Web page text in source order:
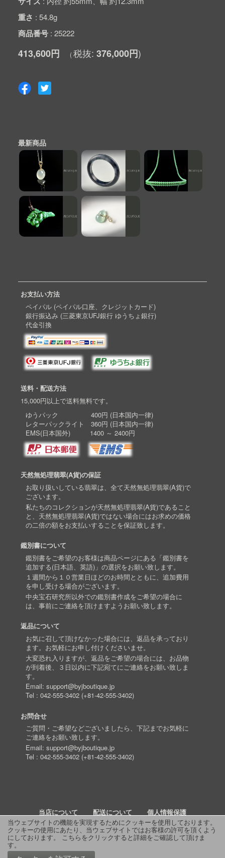
当ウェブサイトの機能を実現するためにクッキーを使用しております。
クッキーの使用にあたり、当ウェブサイトではお客様の許可を頂くよう
にしております。 こちらをクリックすると詳細をご確認して頂けま
す。
重さ 54.8g
商品番号 25222
413,600円 376,000円
最新商品
お支払い方法
ペイパル (ペイパル口座、クレジットカード)
銀行振込み (三菱東京UFJ銀行 ゆうちょ銀行)
代金引換
送料・配送方法
15,000円以上で送料無料です。
ゆうパック 400円 (日本国内一律)
レターパックライト 360円 (日本国内一律)
EMS(日本国外) 1400 ～ 2400円
天然無処理翡翠(A貨)の保証
お取り扱いしている翡翠は、全て天然無処理翡翠(A貨)で
ございます。
私たちのコレクションが天然無処理翡翠(A貨)であること
と、天然無処理翡翠(A貨)ではない場合にはお求めの価格
の二倍の額をお支払いすることを保証致します。
鑑別書について
鑑別書をご希望のお客様は商品ページにある「鑑別書を
追加する(日本語、英語)」の選択をお願い致します。
１週間から１０営業日ほどのお時間とともに、追加費用
を申し受ける場合がございます。
中央宝石研究所以外での鑑別書作成をご希望の場合に
は、事前にご連絡を頂けますようお願い致します。
返品について
お気に召して頂けなかった場合には、返品を承っており
ます。お気軽にお申し付けくださいませ。
大変恐れ入りますが、返品をご希望の場合には、お品物
が到着後、３日以内に下記宛てにご連絡をお願い致しま
す。
Email: support@byjboutique.jp
Tel : 042-555-3402(+81-42-555-3402)
お問合せ
ご質問・ご希望などございましたら、下記までお気軽に
ご連絡をお願い致します。
Email: support@byjboutique.jp
Tel : 042-555-3402(+81-42-555-3402)
当店について 配送について
個人情報保護
詳細検索
よくあるご質問 お問い合わせ RSS
© 2011 J Boutique